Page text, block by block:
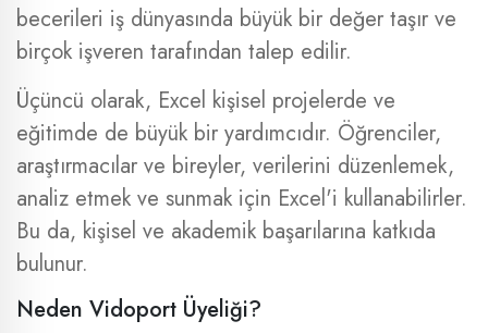
becerileri iş dünyasında büyük bir değer taşır ve
birçok işveren tarafından talep edilir.
Üçüncü olarak, Excel kişisel projelerde ve
eğitimde de büyük bir yardımcıdır. Öğrenciler,
araştırmacılar ve bireyler, verilerini düzenlemek,
analiz etmek ve sunmak için Excel'i kullanabilirler.
Bu da, kişisel ve akademik başarılarına katkıda
bulunur.
Neden Vidoport Üyeliği?